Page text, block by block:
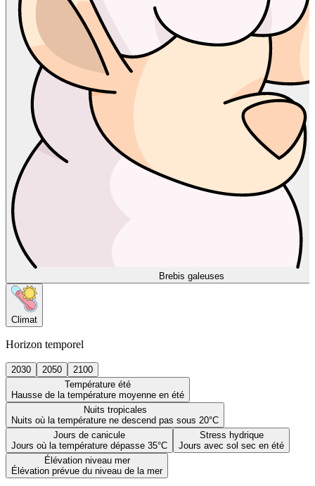
Brebis galeuses
Climat
Horizon temporel
2030 2050
2100
Température été
Hausse de la température moyenne en été
Nuits tropicales
Nuits où la température ne descend pas sous 20°C
Jours de canicule
Jours où la température dépasse 35°C
Stress hydrique
Jours avec sol sec en été
Élévation niveau mer
Élévation prévue du niveau de la mer